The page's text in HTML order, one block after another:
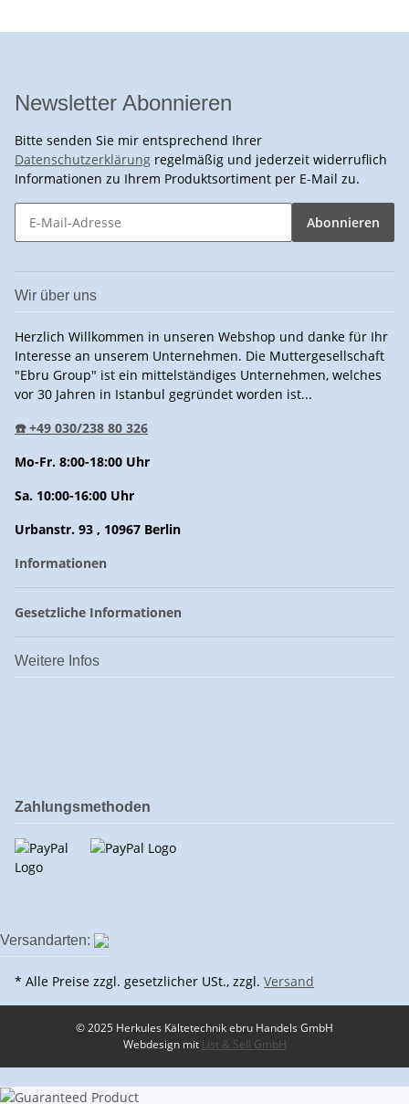
Newsletter Abonnieren
Bitte senden Sie mir entsprechend Ihrer
Datenschutzerklärung regelmäßig und jederzeit widerruflich
Informationen zu Ihrem Produktsortiment per E-Mail zu.
Abonnieren
Wir über uns
Herzlich Willkommen in unseren Webshop und danke für Ihr
Interesse an unserem Unternehmen. Die Muttergesellschaft
"Ebru Group" ist ein mittelständiges Unternehmen, welches
vor 30 Jahren in Istanbul gegründet worden ist...
☎️ +49 030/238 80 326
Mo-Fr. 8:00-18:00 Uhr
Sa. 10:00-16:00 Uhr
Urbanstr. 93 , 10967 Berlin
Informationen
Gesetzliche Informationen
Weitere Infos
Zahlungsmethoden
Versandarten:
* Alle Preise zzgl. gesetzlicher USt., zzgl. Versand
© 2025 Herkules Kältetechnik ebru Handels GmbH
Webdesign mit List & Sell GmbH